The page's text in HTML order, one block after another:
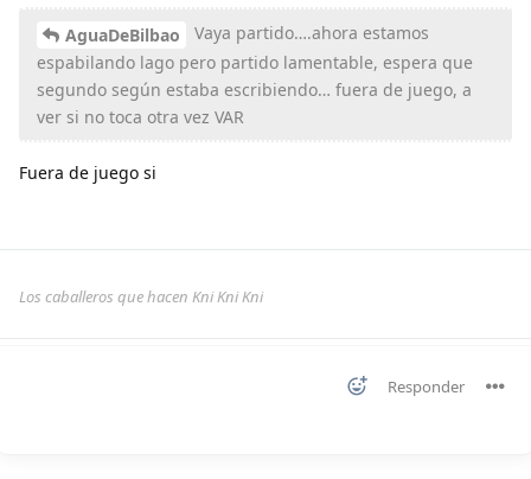
AguaDeBilbao
Vaya partido….ahora estamos
espabilando lago pero partido lamentable, espera que
segundo según estaba escribiendo… fuera de juego, a
ver si no toca otra vez VAR
Fuera de juego si
Los caballeros que hacen Kni Kni Kni
Responder